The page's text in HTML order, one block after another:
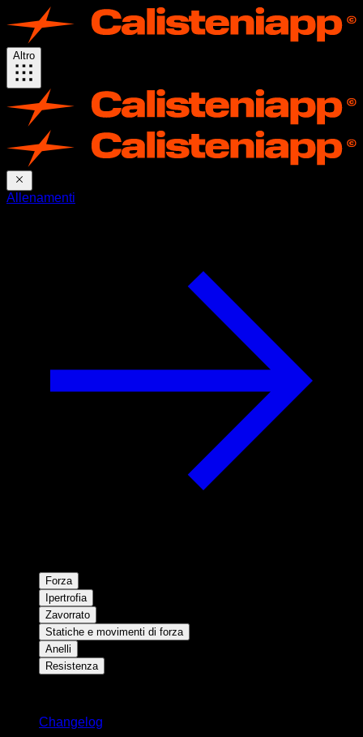
Altro
Allenamenti
Forza
Ipertrofia
Zavorrato
Statiche e movimenti di forza
Anelli
Resistenza
Changelog